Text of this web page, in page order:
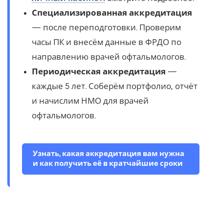
Специализированная аккредитация
— после переподготовки. Проверим
часы ПК и внесём данные в ФРДО по
направлению врачей офтальмологов.
Периодическая аккредитация —
каждые 5 лет. Соберём портфолио, отчёт
и начислим НМО для врачей
офтальмологов.
Узнать, какая аккредитация вам нужна
и как получить её в кратчайшие сроки